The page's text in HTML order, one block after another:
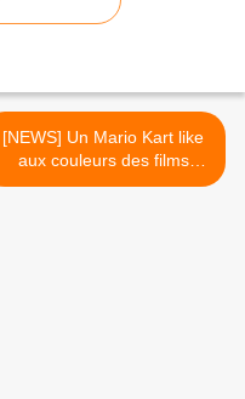
[NEWS] Un Mario Kart like
aux couleurs des films
Dreamworks :